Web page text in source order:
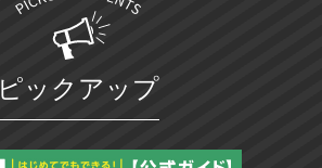
ピックアップ